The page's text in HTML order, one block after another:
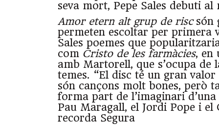
seva mort, Pepe Sales debuti al
Amor etern alt grup de riscsón
permeten escoltar per primera
Sales poemes que
com Cristo de les farmàcies, en
amb Martorell, que s’ocupa de
temes. “El disc té un gran
són cançons molt bones, però
forma part de l’imaginari
Pau Maragall, el Jordi Pope i el
recorda Segura